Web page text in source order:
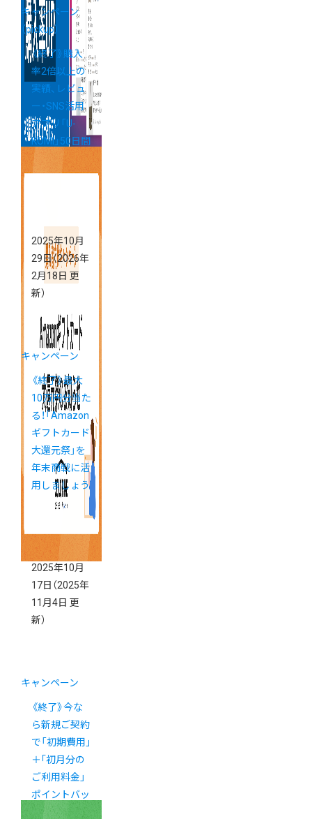
キャンペーン
（pickup）
《終了》購入
率2倍以上の
実績、レビュ
ー・SNS活用
アプリ「U-
KOMI」50日間
無料キャンペ
ーン
2025年10月
29日（2026年
2月18日 更
新）
キャンペーン
《終了》最大
10万円分当た
る！「Amazon
ギフトカード
大還元祭」を
年末商戦に活
用しましょう
2025年10月
17日 （2025年
11月4日 更
新）
キャンペーン
《終了》今な
ら新規ご契約
で「初期費用｣
＋｢初月分の
ご利用料金」
ポイントバッ
ク！